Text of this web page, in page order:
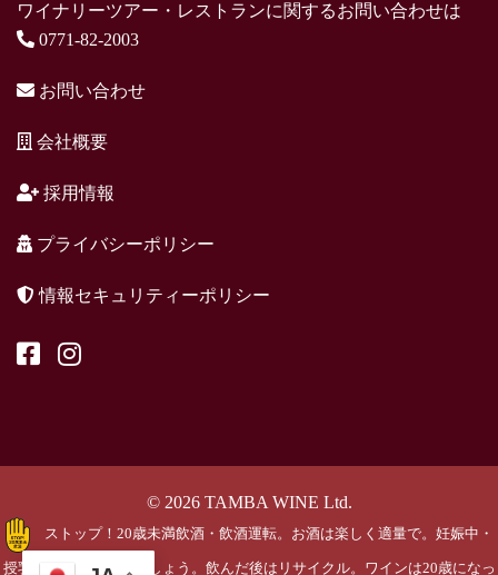
ワイナリーツアー・レストランに関するお問い合わせは
0771-82-2003
お問い合わせ
会社概要
採用情報
プライバシーポリシー
情報セキュリティーポリシー
© 2026 TAMBA WINE Ltd.
ストップ！20歳未満飲酒・飲酒運転。お酒は楽しく適量で。妊娠中・
授乳期の飲酒はやめましょう。飲んだ後はリサイクル。ワインは20歳になっ